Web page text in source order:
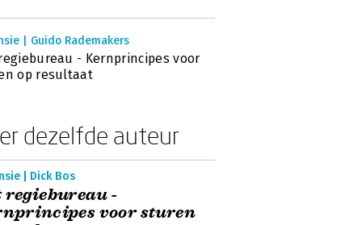
| Guido Rademakers
- Kernprincipes voor
op resultaat
dezelfde auteur
| Dick Bos
regiebureau -
voor sturen